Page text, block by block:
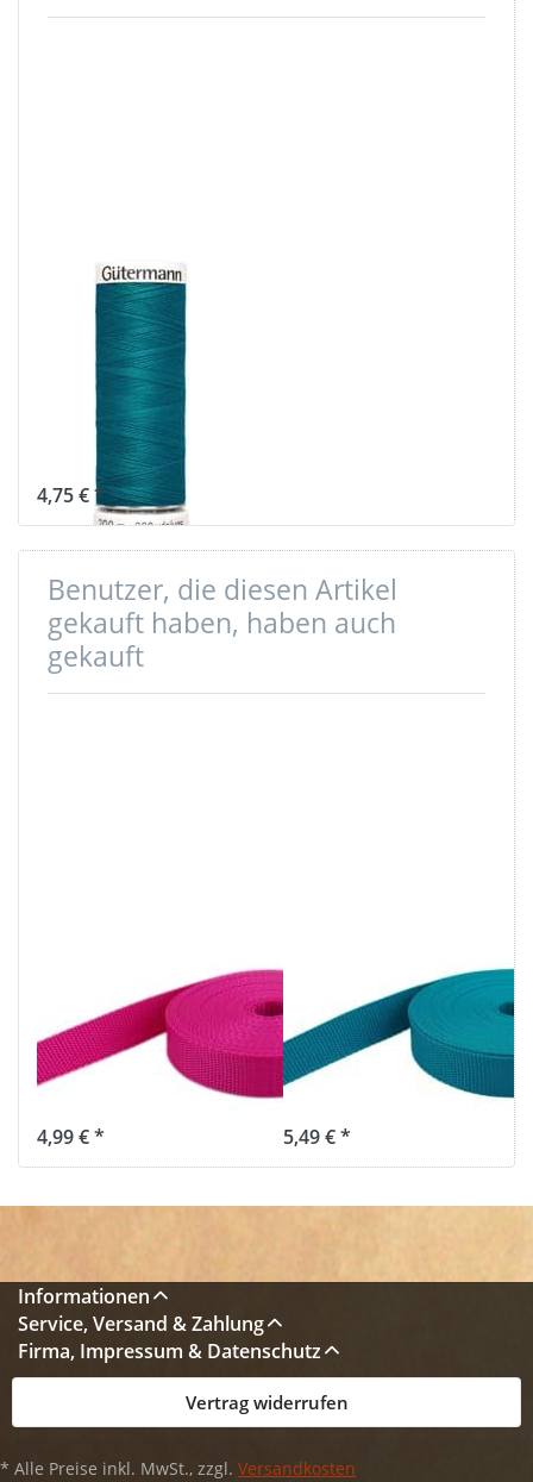
Gütermann
Garne -
Allesnäher
200m Spule -
Farbe: petrol
4,75 € *
Benutzer, die diesen Artikel
gekauft haben, haben auch
gekauft
Gurtband -
15mm breit -
1,4mm stark -
pink (UV)
4,99 € *
Gurtband -
20mm breit -
1,4mm stark -
petrol (UV)
5,49 € *
Informationen
Service, Versand & Zahlung
Firma, Impressum & Datenschutz
Vertrag widerrufen
* Alle Preise inkl. MwSt., zzgl. Versandkosten